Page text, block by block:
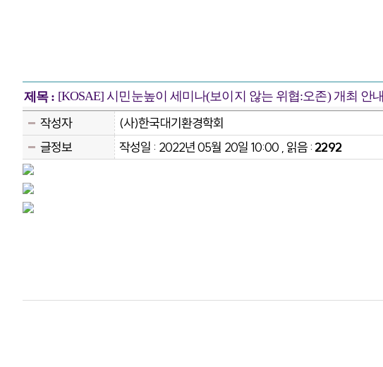
제목 : [KOSAE] 시민눈높이 세미나(보이지 않는 위협:오존) 개최 안내
작성자
(사)한국대기환경학회
글정보
작성일 : 2022년 05월 20일 10:00 , 읽음 :2292